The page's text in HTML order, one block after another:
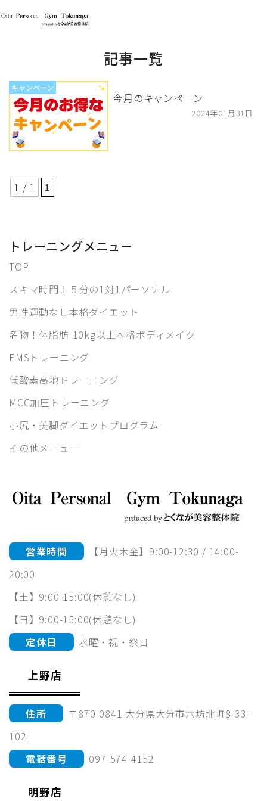
記事一覧
キャンペーン
今月のキャンペーン
2024年01月31日
1 / 1 1
トレーニングメニュー
TOP
スキマ時間１５分の1対1パーソナル
男性運動なし本格ダイエット
名物！体脂肪-10kg以上本格ボディメイク
EMSトレーニング
低酸素高地トレーニング
MCC加圧トレーニング
小尻・美脚ダイエットプログラム
その他メニュー
営業時間
【月火木金】9:00-12:30 / 14:00-
20:00
【土】9:00-15:00(休憩なし)
【日】9:00-15:00(休憩なし)
定休日
水曜・祝・祭日
上野店
住所
〒870-0841 大分県大分市六坊北町8-33-
102
電話番号
097-574-4152
明野店